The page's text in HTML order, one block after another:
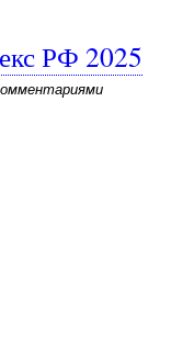
РФ 2025